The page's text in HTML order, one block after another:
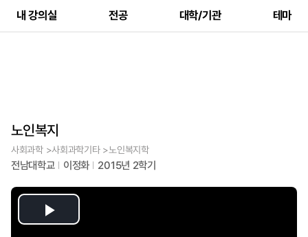
내 강의실 전공 대학/기관 테마
노인복지
사회과학 >사회과학기타 >노인복지학
전남대학교 이정화 2015년 2학기
Play